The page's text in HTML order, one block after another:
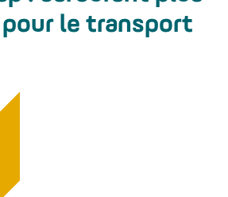
le transport